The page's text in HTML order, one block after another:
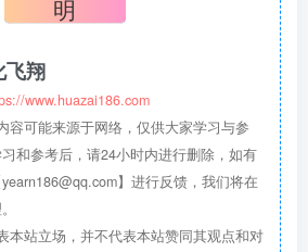
明
飞翔
www.huazai186.com
容可能来源于网络，仅供大家学习与参
和参考后，请24小时内进行删除，如有
】进行反馈，我们将在
本站立场，并不代表本站赞同其观点和对